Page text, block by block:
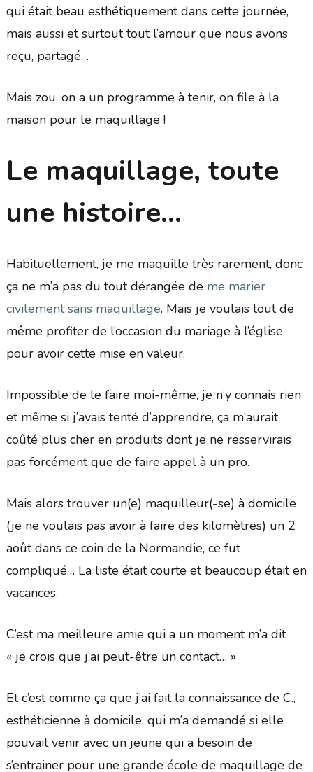
qui était beau esthétiquement dans cette journée,
mais aussi et surtout tout l’amour que nous avons
reçu, partagé…
Mais zou, on a un programme à tenir, on file à la
maison pour le maquillage !
Le maquillage, toute
une histoire…
Habituellement, je me maquille très rarement, donc
ça ne m’a pas du tout dérangée de me marier
civilement sans maquillage. Mais je voulais tout de
même profiter de l’occasion du mariage à l’église
pour avoir cette mise en valeur.
Impossible de le faire moi-même, je n’y connais rien
et même si j’avais tenté d’apprendre, ça m’aurait
coûté plus cher en produits dont je ne resservirais
pas forcément que de faire appel à un pro.
Mais alors trouver un(e) maquilleur(-se) à domicile
(je ne voulais pas avoir à faire des kilomètres) un 2
août dans ce coin de la Normandie, ce fut
compliqué… La liste était courte et beaucoup était en
vacances.
C’est ma meilleure amie qui a un moment m’a dit
« je crois que j’ai peut-être un contact… »
Et c’est comme ça que j’ai fait la connaissance de C.,
esthéticienne à domicile, qui m’a demandé si elle
pouvait venir avec un jeune qui a besoin de
s’entrainer pour une grande école de maquillage de